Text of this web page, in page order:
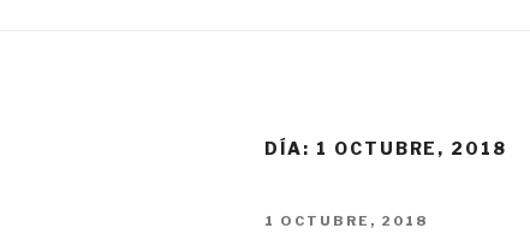
DÍA: 1 OCTUBRE, 2018
PUBLICADO
1 OCTUBRE, 2018